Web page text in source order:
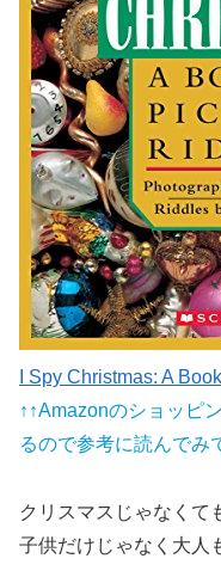
I Spy Christmas: A
↑↑Amazonのショッピ
るので参考に読んでみ
クリスマスじゃなくて
子供だけじゃなく大人